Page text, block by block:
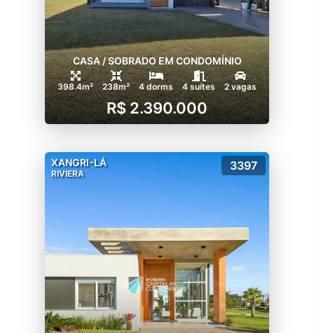
- 3 casas do Tarzan;
- 1 barco pirata;
- Ampla área para contemplação e banhos
de sol junto aos espelhos dágua;
- Espaços de convivência sob pergolados;
- 3 ambientes de estar próximos ao clube de
tênis;
- 4 ambientes de estar com pergolados pelo
- portaria com monitoramento e segurança
24 horas, todos os dias do ano;
CASA / SOBRADO EM CONDOMÍNIO
398.4m² 238m² 4 dorms 4 suítes 2 vagas
R$ 2.390.000
XANGRI-LÁ
RIVIERA
3397